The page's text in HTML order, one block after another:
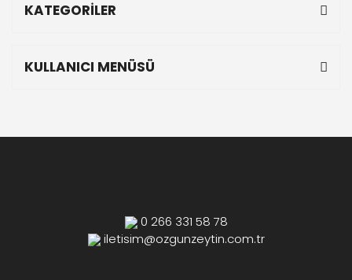
KATEGORİLER
KULLANICI MENÜSÜ
0 266 331 58 78
iletisim@ozgunzeytin.com.tr